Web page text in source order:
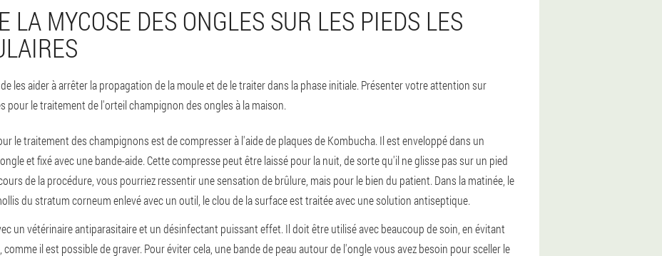
LA MYCOSE DES ONGLES SUR LES PIEDS LES
les aider à arrêter la propagation de la moule et de le traiter dans la phase initiale. Présenter votre attention sur
pour le traitement de l'orteil champignon des ongles à la maison.
le traitement des champignons est de compresser à l'aide de plaques de Kombucha. Il est enveloppé dans un
et fixé avec une bande-aide. Cette compresse peut être laissé pour la nuit, de sorte qu'il ne glisse pas sur un pied
de la procédure, vous pourriez ressentir une sensation de brûlure, mais pour le bien du patient. Dans la matinée, le
du stratum corneum enlevé avec un outil, le clou de la surface est traitée avec une solution antiseptique.
un vétérinaire antiparasitaire et un désinfectant puissant effet. Il doit être utilisé avec beaucoup de soin, en évitant
il est possible de graver. Pour éviter cela, une bande de peau autour de l'ongle vous avez besoin pour sceller le